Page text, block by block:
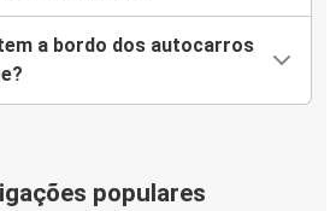
a bordo dos autocarros
populares